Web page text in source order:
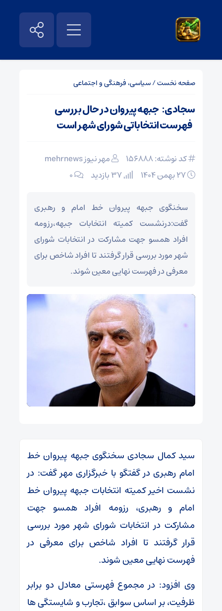
صفحه نخست/سیاسی، فرهنگی و اجتماعی
سجادی: جبهه پیروان در حال بررسی
فهرست انتخاباتی شورای شهر است
کد نوشته: 156888
مهر نیوز mehrnews
۰
سخنگوی جبهه پیروان خط امام و رهبری
گفت:درنشست کمیته انتخابات جبهه،رزومه
افراد همسو جهت مشارکت در انتخابات شورای
شهر مورد بررسی قرار گرفتند تا افراد شاخص برای
معرفی در فهرست نهایی معین شوند.
سید کمال سجادی سخنگوی جبهه پیروان خط
امام رهبری در گفتگو با خبرگزاری مهر گفت: در
نشست اخیر کمیته انتخابات جبهه پیروان خط
امام و رهبری، رزومه افراد همسو جهت
مشارکت در انتخابات شورای شهر مورد بررسی
قرار گرفتند تا افراد شاخص برای معرفی در
فهرست نهایی معین شوند.
وی افزود: در مجموع فهرستی معادل دو برابر
ظرفیت، بر اساس سوابق ،تجارب و شایستگی ها